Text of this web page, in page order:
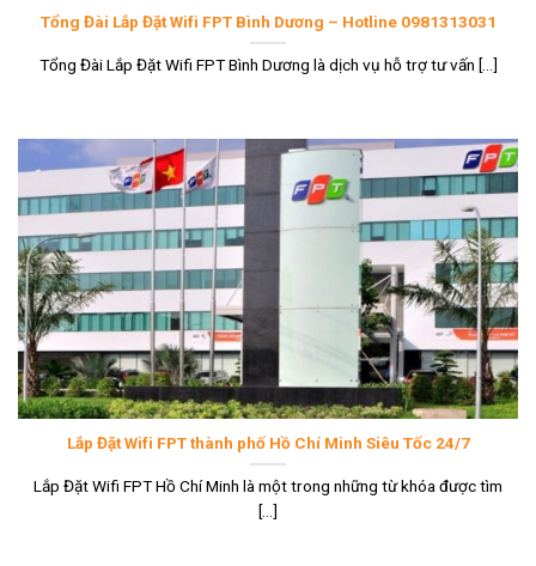
Tổng Đài Lắp Đặt Wifi FPT Bình Dương – Hotline 0981313031
Tổng Đài Lắp Đặt Wifi FPT Bình Dương là dịch vụ hỗ trợ tư vấn [...]
Lắp Đặt Wifi FPT thành phố Hồ Chí Minh Siêu Tốc 24/7
Lắp Đặt Wifi FPT Hồ Chí Minh là một trong những từ khóa được tìm
[...]